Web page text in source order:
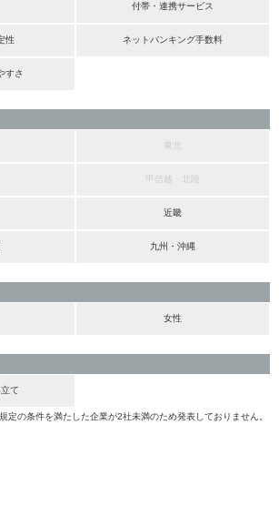
付帯・連携サービス
性 ネットバンキング手数料
すさ
東北
甲信越・北陸
近畿
九州・沖縄
女性
て
定の条件を満たした企業が2社未満のため発表しておりません。